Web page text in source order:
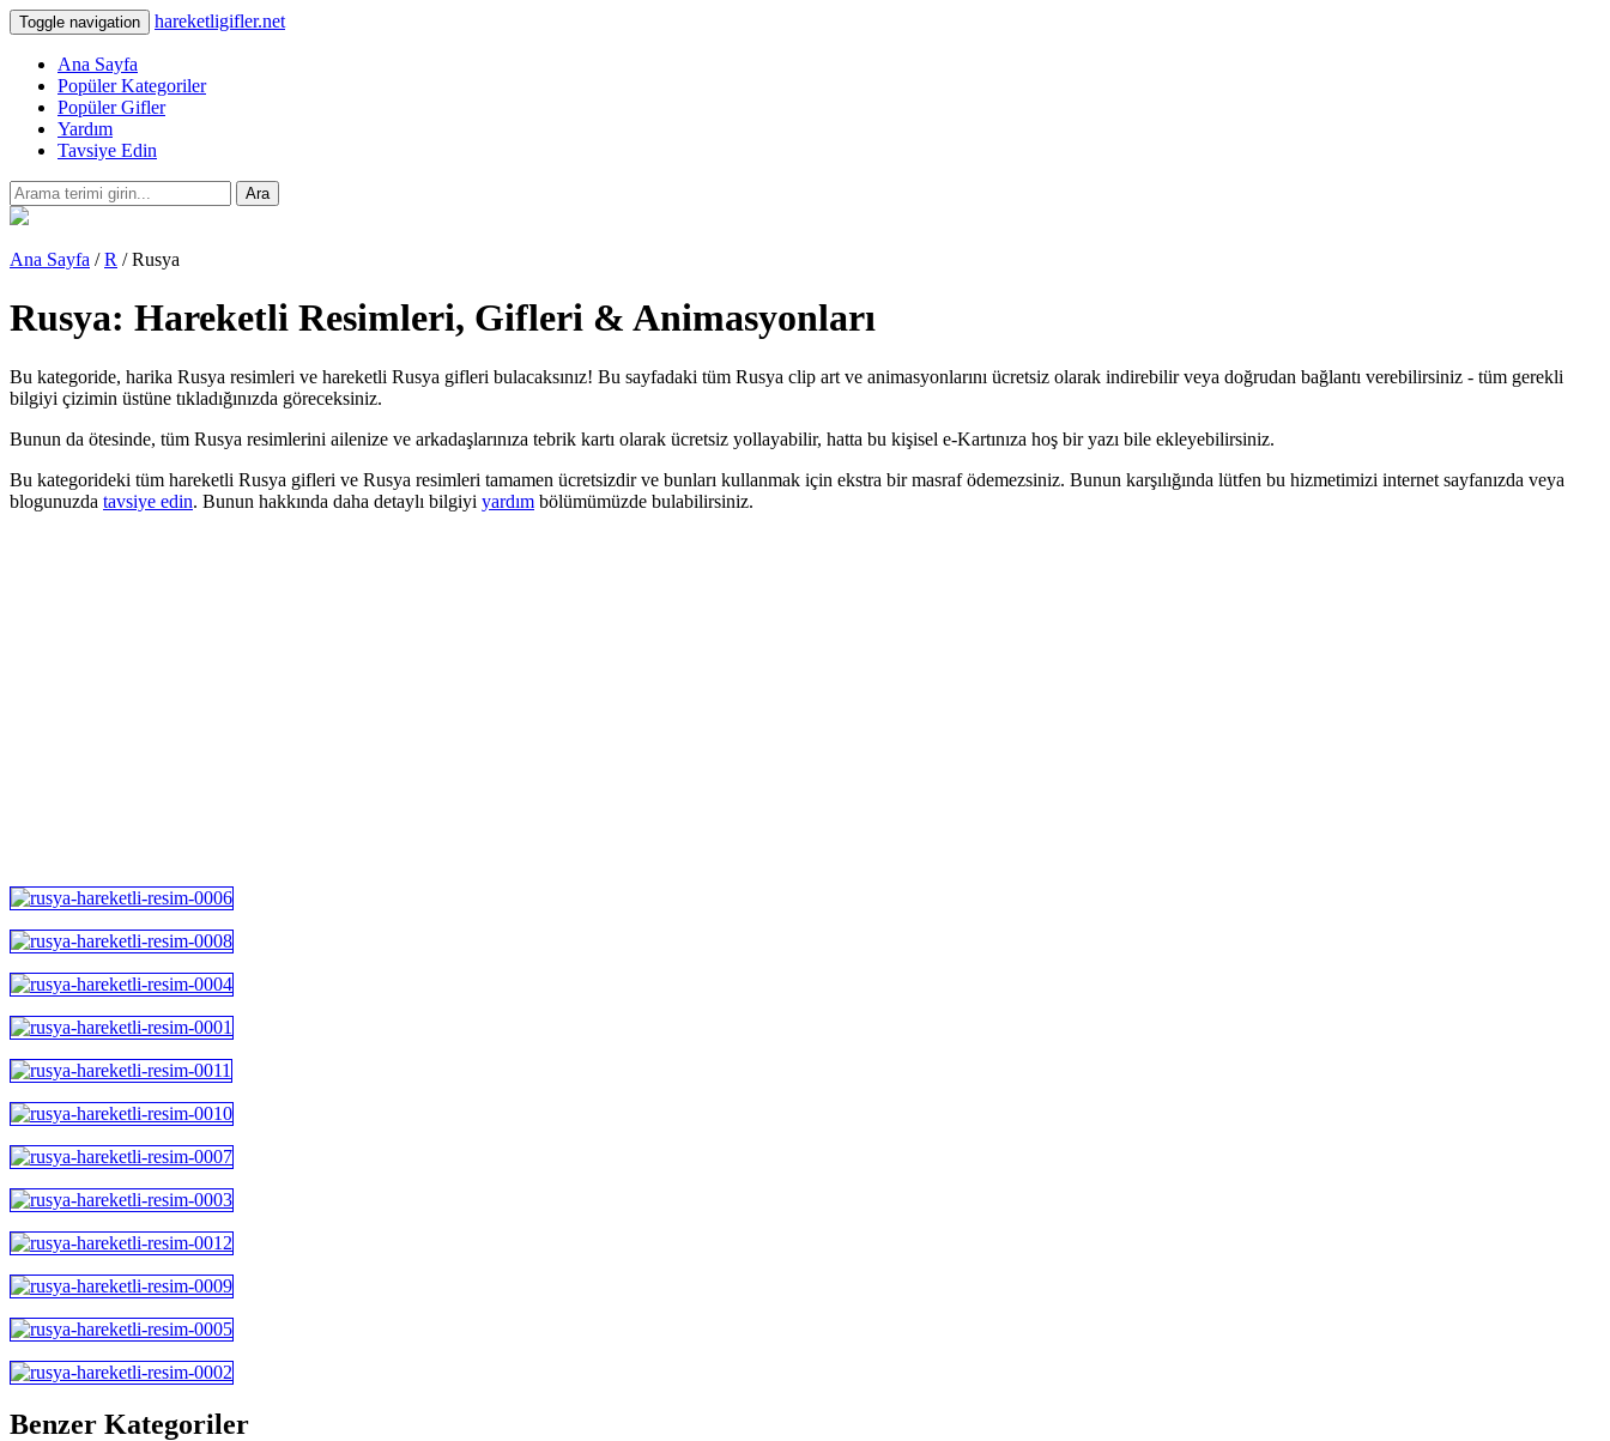
Toggle navigation hareketligifler.net
Ana Sayfa
Popüler Kategoriler
Popüler Gifler
Yardım
Tavsiye Edin
Ara
Ana Sayfa /R / Rusya
Rusya: Hareketli Resimleri, Gifleri & Animasyonları
Bu kategoride, harika Rusya resimleri ve hareketli Rusya gifleri bulacaksınız! Bu sayfadaki tüm Rusya clip art ve animasyonlarını ücretsiz olarak indirebilir veya doğrudan bağlantı verebilirsiniz - tüm gerekli
bilgiyi çizimin üstüne tıkladığınızda göreceksiniz.
Bunun da ötesinde, tüm Rusya resimlerini ailenize ve arkadaşlarınıza tebrik kartı olarak ücretsiz yollayabilir, hatta bu kişisel e-Kartınıza hoş bir yazı bile ekleyebilirsiniz.
Bu kategorideki tüm hareketli Rusya gifleri ve Rusya resimleri tamamen ücretsizdir ve bunları kullanmak için ekstra bir masraf ödemezsiniz. Bunun karşılığında lütfen bu hizmetimizi internet sayfanızda veya
blogunuzda tavsiye edin. Bunun hakkında daha detaylı bilgiyi yardım bölümümüzde bulabilirsiniz.
Benzer Kategoriler